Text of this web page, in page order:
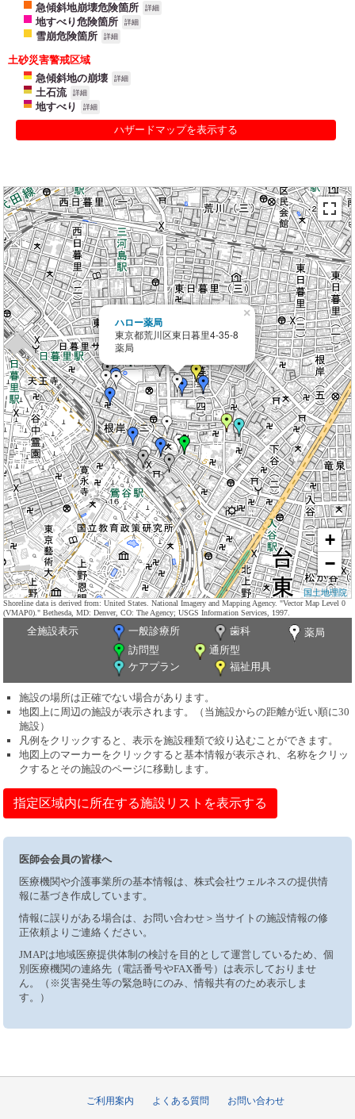
急傾斜地崩壊危険箇所 詳細
地すべり危険箇所 詳細
雪崩危険箇所 詳細
土砂災害警戒区域
急傾斜地の崩壊
詳細
土石流 詳細
地すべり 詳細
ハザードマップを表示する
ハロー薬局
東京都荒川区東日暮里4-35-8
薬局
×
+
−
国土地理院
Shoreline data is derived from: United States. National Imagery and Mapping Agency. "Vector Map Level 0
(VMAP0)." Bethesda, MD: Denver, CO: The Agency; USGS Information Services, 1997.
全施設表示 一般診療所 歯科
薬局
訪問型
通所型
ケアプラン
福祉用具
施設の場所は正確でない場合があります。
地図上に周辺の施設が表示されます。（当施設からの距離が近い順に30
施設）
凡例をクリックすると、表示を施設種類で絞り込むことができます。
地図上のマーカーをクリックすると基本情報が表示され、名称をクリッ
クするとその施設のページに移動します。
指定区域内に所在する施設リストを表示する
医師会会員の皆様へ
医療機関や介護事業所の基本情報は、株式会社ウェルネスの提供情
報に基づき作成しています。
情報に誤りがある場合は、お問い合わせ＞当サイトの施設情報の修
正依頼よりご連絡ください。
JMAPは地域医療提供体制の検討を目的として運営しているため、個
別医療機関の連絡先（電話番号やFAX番号）は表示しておりませ
ん。（※災害発生等の緊急時にのみ、情報共有のため表示しま
す。）
ご利用案内 よくある質問 お問い合わせ